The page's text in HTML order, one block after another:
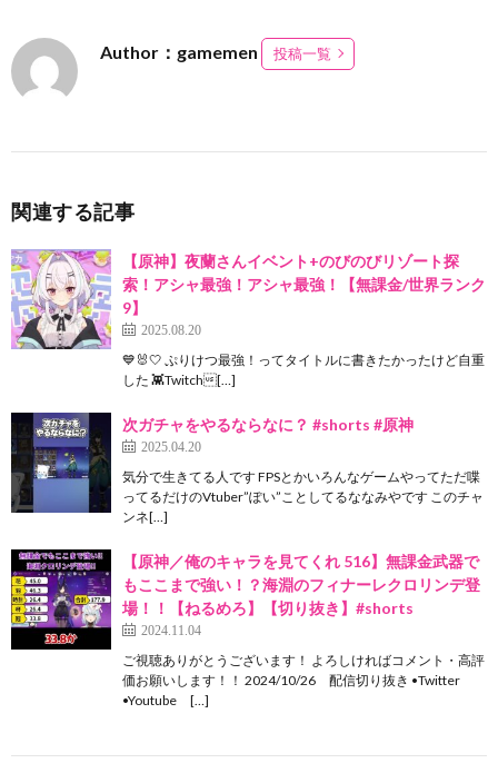
Author：gamemen 投稿一覧
関連する記事
【原神】夜蘭さんイベント+のびのびリゾート探
索！アシャ最強！アシャ最強！【無課金/世界ランク
9】
2025.08.20
💙🐰🤍 ぷりけつ最強！ってタイトルに書きたかったけど自重
した 👾Twitch[…]
次ガチャをやるならなに？ #shorts #原神
2025.04.20
気分で生きてる人です FPSとかいろんなゲームやってただ喋
ってるだけのVtuber”ぽい”ことしてるななみやです このチャ
ンネ[…]
【原神／俺のキャラを見てくれ 516】無課金武器で
もここまで強い！？海淵のフィナーレクロリンデ登
場！！【ねるめろ】【切り抜き】#shorts
2024.11.04
ご視聴ありがとうございます！ よろしければコメント・高評
価お願いします！！ 2024/10/26 配信切り抜き •Twitter
•Youtube […]